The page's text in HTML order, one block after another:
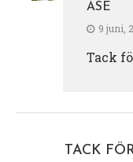
ÅSE
9 juni,
Tack
TACK